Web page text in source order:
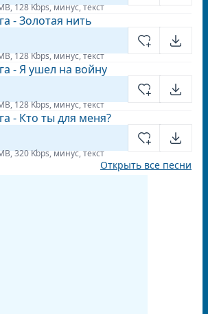
128 Kbps, минус, текст
- Золотая нить
128 Kbps, минус, текст
- Я ушел на войну
128 Kbps, минус, текст
- Кто ты для меня?
320 Kbps, минус, текст
Открыть все песни